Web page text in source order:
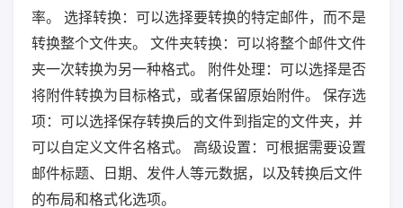
率。 选择转换：可以选择要转换的特定邮件，而不是
转换整个文件夹。 文件夹转换：可以将整个邮件文件
夹一次转换为另一种格式。 附件处理：可以选择是否
将附件转换为目标格式，或者保留原始附件。 保存选
项：可以选择保存转换后的文件到指定的文件夹，并
可以自定义文件名格式。 高级设置：可根据需要设置
邮件标题、日期、发件人等元数据，以及转换后文件
的布局和格式化选项。